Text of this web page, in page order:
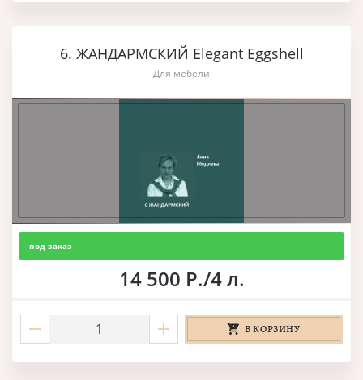
6. ЖАНДАРМСКИЙ Elegant Eggshell
Для мебели
под заказ
14 500 Р./4 л.
В КОРЗИНУ